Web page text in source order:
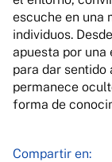
escuche en una
individuos.
apuesta por una
para dar sentido
permanece
forma de
Compartir en: